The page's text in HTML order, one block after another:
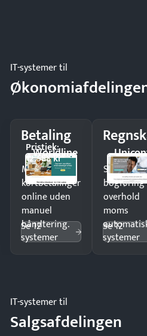
IT-systemer til
Betaling
Worldline
Pristjek:
12.588 kr
Modtag
kortbetalinger
online uden
manuel
håndtering.
Se 12
systemer
Spar
overhold
moms
Se 12
systemer
IT-systemer til
Salgsafdelingen